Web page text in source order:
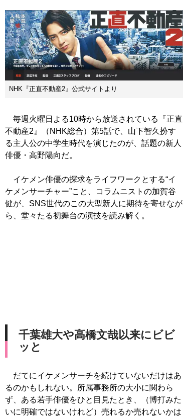
NHK『正直不動産2』公式サイトより
毎週火曜日よる10時から放送されている『正直
不動産2』（NHK総合）第5話で、山下智久扮す
る主人公の中学生時代を演じたのが、話題の新人
俳優・高野陽向だ。
イケメン俳優の探求をライフワークとする“イ
ケメンサーチャー”こと、コラムニストの加賀谷
健が、SNS世代のこの大型新人に期待を寄せなが
ら、堂々たる初舞台の演技を読み解く。
千葉雄大や高橋文哉以来にビビ
ッと
だてにイケメンサーチを続けていないだけはあ
るのかもしれない。所属事務所の大小に関わら
ず、ある若手俳優をひと目見たとき、（博打みた
いに明確ではないけれど）売れるか売れないかは